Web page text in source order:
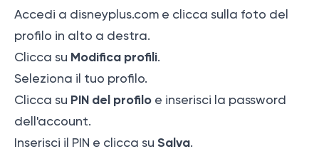
Accedi a disneyplus.com e clicca sulla foto del
profilo in alto a destra.
Clicca su Modifica profili.
Seleziona il tuo profilo.
Clicca su PIN del profilo e inserisci la password
dell'account.
Inserisci il PIN e clicca su Salva.